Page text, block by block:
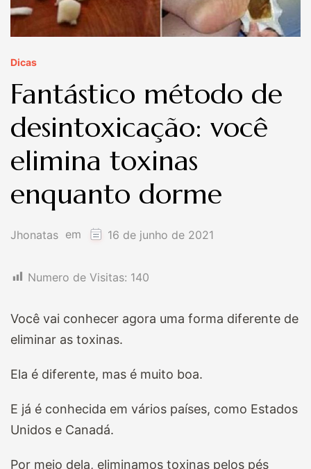
Dicas
Fantástico método de
desintoxicação: você
elimina toxinas
enquanto dorme
Jhonatas em 16 de junho de 2021
Numero de Visitas: 140
Você vai conhecer agora uma forma diferente de
eliminar as toxinas.
Ela é diferente, mas é muito boa.
E já é conhecida em vários países, como Estados
Unidos e Canadá.
Por meio dela, eliminamos toxinas pelos pés